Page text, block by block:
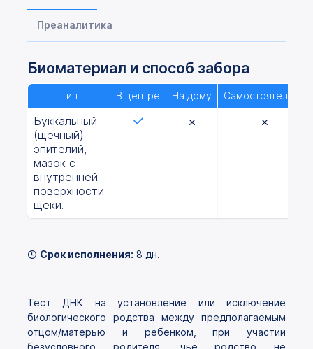
Преаналитика
Биоматериал и способ забора
Тип В центре На дому Самостоятельно
Буккальный
(щечный)
эпителий,
мазок с
внутренней
поверхности
щеки.
Срок исполнения: 8 дн.
Тест ДНК на установление или исключение
биологического родства между предполагаемым
отцом/матерью и ребенком, при участии
безусловного родителя, чье родство не